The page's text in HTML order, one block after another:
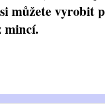
můžete vyrobit
mincí.